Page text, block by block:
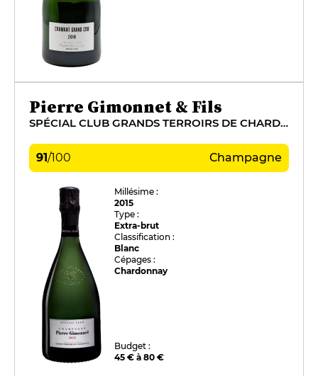
Pierre Gimonnet & Fils
SPÉCIAL CLUB GRANDS TERROIRS DE CHARDONNAY
91/100 Champagne
Millésime :
2015
Type :
Extra-brut
Classification :
Blanc
Cépages :
Chardonnay
Budget :
45 € à 80 €